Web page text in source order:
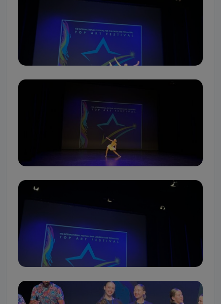
Jak skontaktować się z inspektorem
danych osobowych?
Można to zrobić pod numerem telefonu 62 735-51-05 lub e-
mailowo pod adresem: poczta@tvproart.pl